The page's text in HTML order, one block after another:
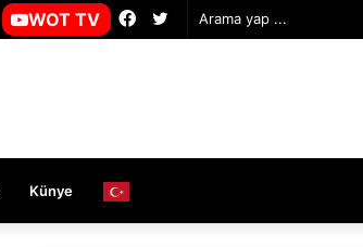
Twitter
Facebook
WOT TV
Künye